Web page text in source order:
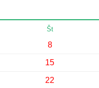
Št
8
15
22